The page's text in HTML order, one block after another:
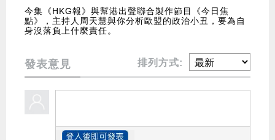
今集《HKG報》與幫港出聲聯合製作節目《今日焦
點》，主持人周天慧與你分析歐盟的政治小丑，要為自
身沒落負上什麼責任。
發表意見 排列方式: